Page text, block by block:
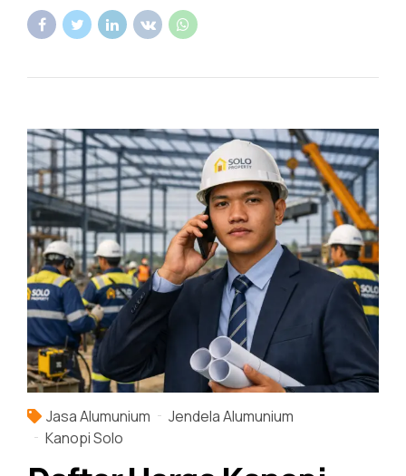
Jasa Alumunium
Jendela Alumunium
Kanopi Solo